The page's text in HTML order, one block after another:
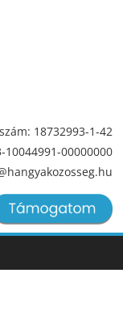
18732993-1-42
10044991-00000000